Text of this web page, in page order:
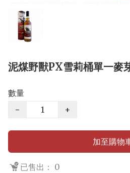
泥煤野獸PX雪莉桶單一麥
數量
−
+
加至購物
已售出： 0